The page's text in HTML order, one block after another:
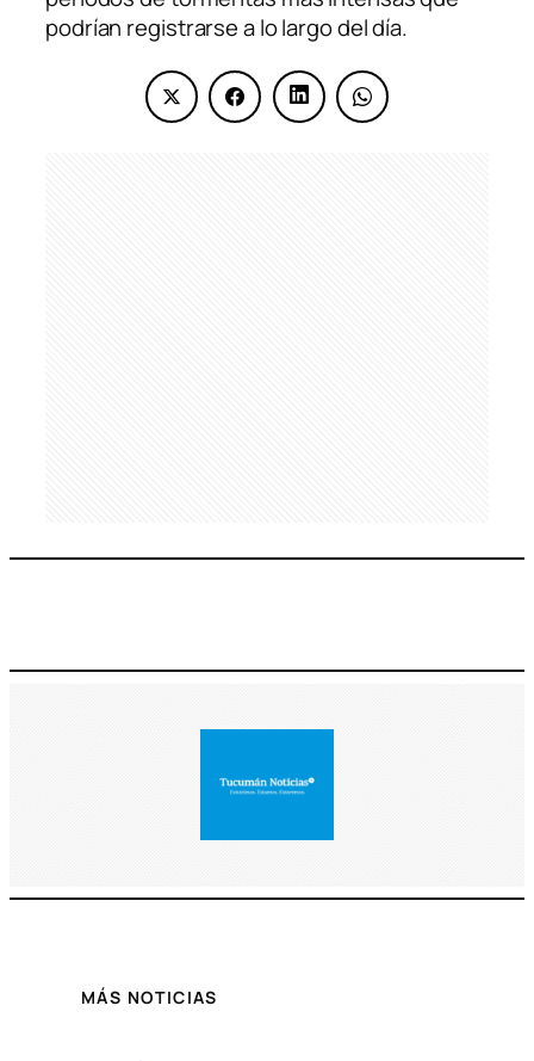
podrían registrarse a lo largo del día.
MÁS NOTICIAS